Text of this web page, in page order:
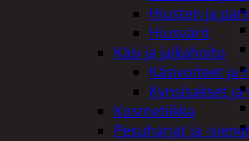
Hiusten ja
Hiusvärit
Käsi ja jalkahoito
Käsivoiteet ja
Kynsisakset ja
Kosmetiikka
Pesuharjat ja -